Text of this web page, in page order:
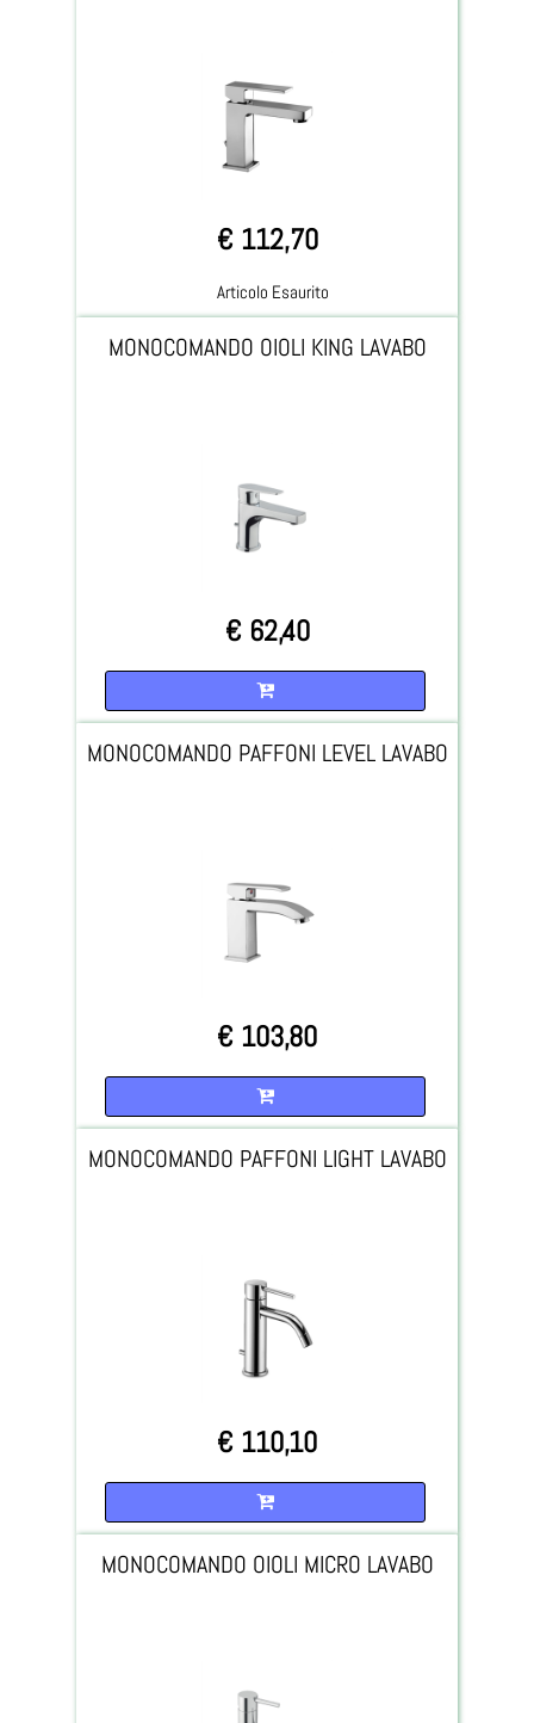
€ 112,70
Articolo Esaurito
MONOCOMANDO OIOLI KING LAVABO
€ 62,40
MONOCOMANDO PAFFONI LEVEL LAVABO
€ 103,80
MONOCOMANDO PAFFONI LIGHT LAVABO
€ 110,10
MONOCOMANDO OIOLI MICRO LAVABO